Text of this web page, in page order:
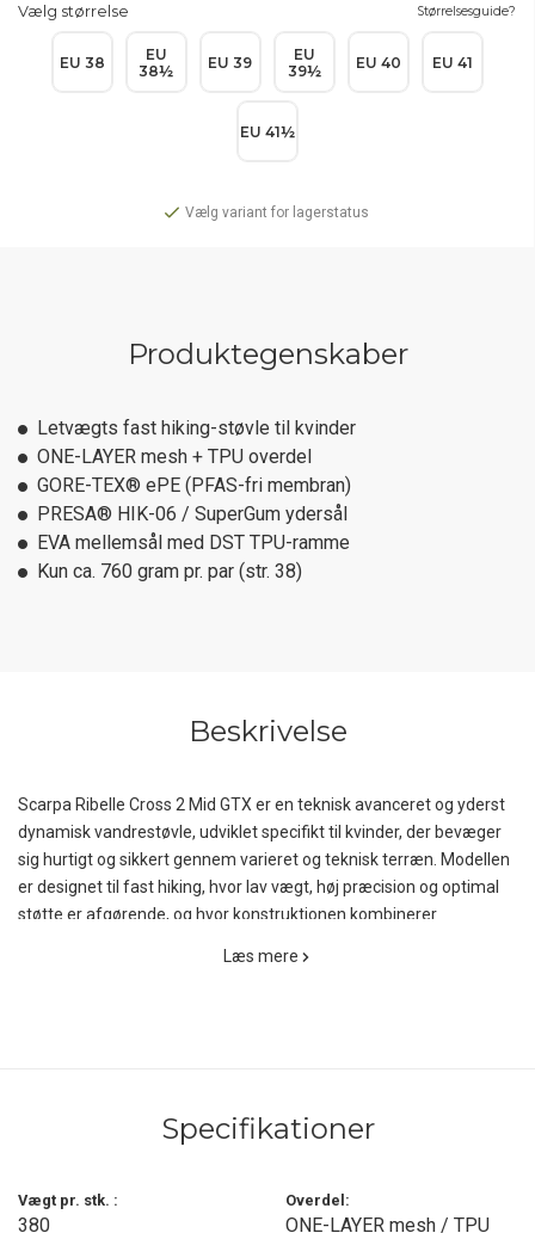
Vælg størrelse Størrelsesguide?
EU 38
EU
38½
EU 39
EU
39½
EU 40 EU 41
EU 41½
Vælg variant for lagerstatus
Produktegenskaber
Letvægts fast hiking-støvle til kvinder
ONE-LAYER mesh + TPU overdel
GORE-TEX® ePE (PFAS-fri membran)
PRESA® HIK-06 / SuperGum ydersål
EVA mellemsål med DST TPU-ramme
Kun ca. 760 gram pr. par (str. 38)
Beskrivelse
Scarpa Ribelle Cross 2 Mid GTX er en teknisk avanceret og yderst
dynamisk vandrestøvle, udviklet specifikt til kvinder, der bevæger
sig hurtigt og sikkert gennem varieret og teknisk terræn. Modellen
er designet til fast hiking, hvor lav vægt, høj præcision og optimal
støtte er afgørende, og hvor konstruktionen kombinerer
Konstruktionen omslutter mellemsålen og skaber en tæt, præcis
aktivt med anklens bevægelser, hvilket giver en naturlig og
Læs mere
Specifikationer
Vægt pr. stk. :
380
Overdel:
ONE-LAYER mesh / TPU